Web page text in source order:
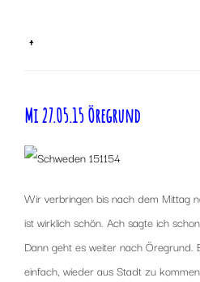
↑
Mi 27.05.15 Öregrund
Wir verbringen bis nach dem Mittag
ist wirklich schön. Ach sagte ich
Dann geht es weiter nach Öregrund.
einfach, wieder aus Stadt zu